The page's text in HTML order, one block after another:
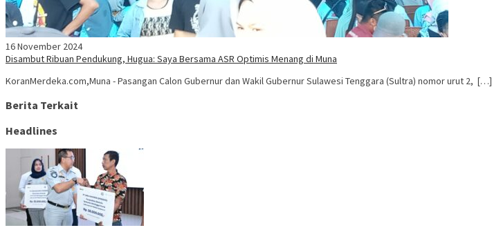
16 November 2024
Disambut Ribuan Pendukung, Hugua: Saya Bersama ASR Optimis Menang di Muna
KoranMerdeka.com,Muna - Pasangan Calon Gubernur dan Wakil Gubernur Sulawesi Tenggara (Sultra) nomor urut 2, […]
Berita Terkait
Headlines